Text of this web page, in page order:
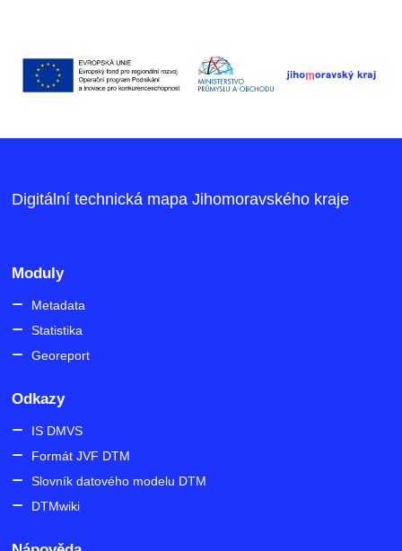
Digitální technická mapa Jihomoravského kraje
Moduly
Metadata
Statistika
Georeport
Odkazy
IS DMVS
Formát JVF DTM
Slovník datového modelu DTM
DTMwiki